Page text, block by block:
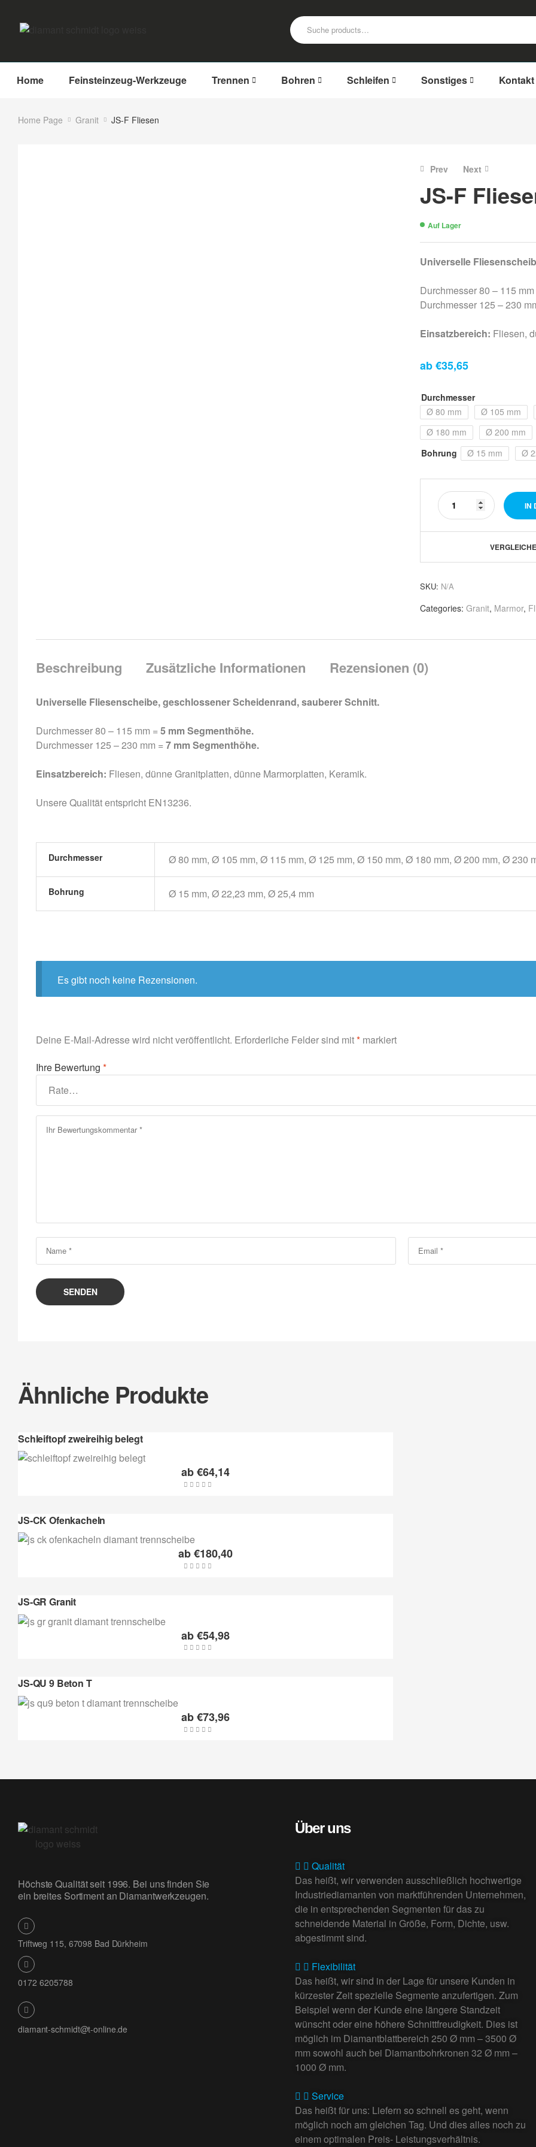
Home Feinsteinzeug-Werkzeuge Trennen Bohren Schleifen Sonstiges Kontakt
Home Page Granit JS-F Fliesen
Prev
32,72
Next
32,72
JS-F
Auf Lager
Universelle
Durchmesser 80 – 115
Durchmesser 125 – 230
Einsatzbereich: Fliesen,
ab€35,65
Durchmesser
Ø 80 mm
Ø 105 mm
Ø 180 mm
Ø 200 mm
Bohrung
Ø 15 mm Ø
IN
SKU: N/A
Categories: Granit, Marmor,
Beschreibung Zusätzliche Informationen Rezensionen (0)
Universelle Fliesenscheibe, geschlossener Scheidenrand, sauberer Schnitt.
Durchmesser 80 – 115 mm =5 mm Segmenthöhe.
Durchmesser 125 – 230 mm =7 mm Segmenthöhe.
Einsatzbereich: Fliesen, dünne Granitplatten, dünne Marmorplatten, Keramik.
Unsere Qualität entspricht EN13236.
Durchmesser Ø 80 mm, Ø 105 mm, Ø 115 mm, Ø 125 mm, Ø 150 mm, Ø 180 mm, Ø 200 mm, Ø 230
Bohrung Ø 15 mm, Ø 22,23 mm, Ø 25,4 mm
Es gibt noch keine Rezensionen.
Deine E-Mail-Adresse wird nicht veröffentlicht. Erforderliche Felder sind mit* markiert
Ihre Bewertung *
SENDEN
Ähnliche Produkte
Schleiftopf zweireihig belegt
ab€64,14
JS-CK Ofenkacheln
ab€180,40
JS-GR Granit
ab€54,98
JS-QU 9 Beton T
ab€73,96
Höchste Qualität seit 1996. Bei uns finden Sie
ein breites Sortiment an Diamantwerkzeugen.
Triftweg 115, 67098 Bad Dürkheim
0172 6205788
diamant-schmidt@t-online.de
Über uns
Qualität
Das heißt, wir verwenden ausschließlich hochwertige
Industriediamanten von marktführenden Unternehmen,
die in entsprechenden Segmenten für das zu
schneidende Material in Größe, Form, Dichte, usw.
abgestimmt sind.
Flexibilität
Das heißt, wir sind in der Lage für unsere Kunden in
kürzester Zeit spezielle Segmente anzufertigen. Zum
Beispiel wenn der Kunde eine längere Standzeit
wünscht oder eine höhere Schnittfreudigkeit. Dies ist
möglich im Diamantblattbereich 250 Ø mm – 3500 Ø
mm sowohl auch bei Diamantbohrkronen 32 Ø mm –
1000 Ø mm.
Service
Das heißt für uns: Liefern so schnell es geht, wenn
möglich noch am gleichen Tag. Und dies alles noch zu
einem optimalen Preis- Leistungsverhältnis.